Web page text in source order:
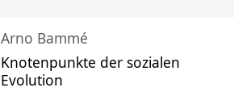
Arno Bammé
Knotenpunkte der sozialen
Evolution